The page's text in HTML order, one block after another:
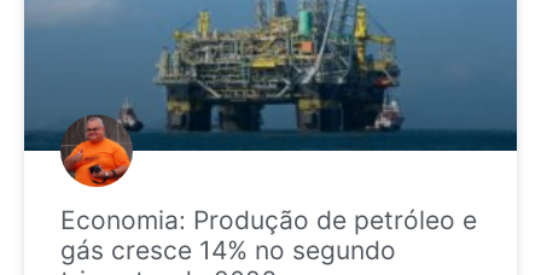
Economia: Produção de petróleo e
gás cresce 14% no segundo